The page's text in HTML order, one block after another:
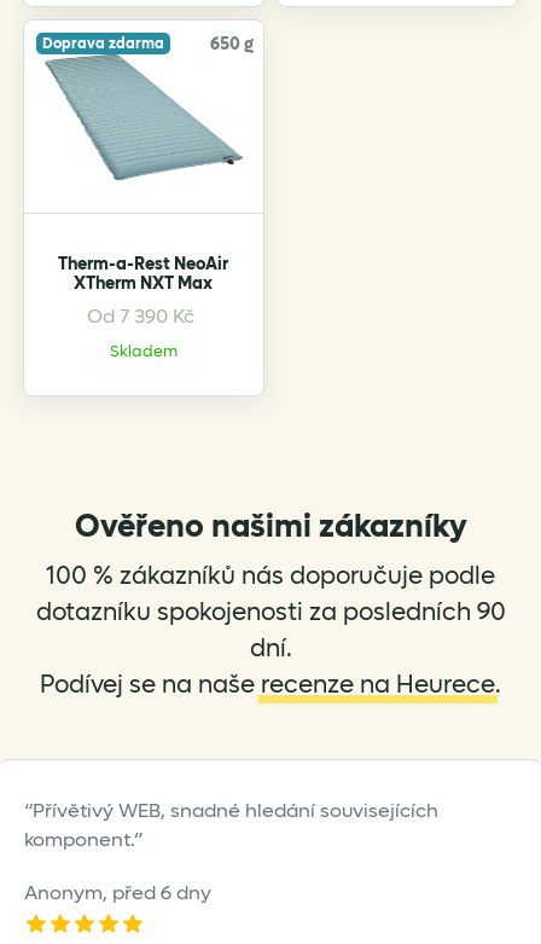
multiple
variants.
The
options
may
be
on
product
page
multiple
Doprava zdarma 650 g
Therm-a-Rest NeoAir
XTherm NXT Max
Od 7 390 Kč
Skladem
This
product
multiple
may
chosen
on
page
Ověřeno našimi zákazníky
100 % zákazníků nás doporučuje podle
dotazníku spokojenosti za posledních 90
dní.
Podívej se na naše recenze na Heurece.
Přívětivý WEB, snadné hledání souvisejících
komponent.
Anonym, před 6 dny